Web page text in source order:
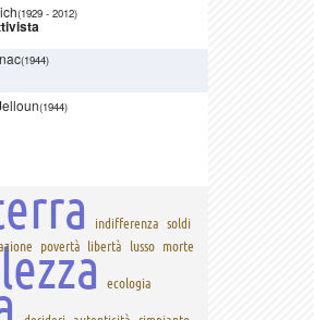
(1929 - 2012)
(1944)
(1944)
indifferenza soldi
povertà libertà lusso morte
ecologia